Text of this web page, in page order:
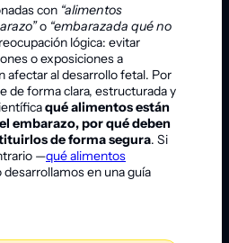
con “alimentos
o “embarazada qué no
lógica: evitar
o exposiciones a
afectar al desarrollo fetal. Por
de forma clara, estructurada y
qué alimentos están
embarazo, por qué deben
de forma segura. Si
—qué alimentos
en una guía